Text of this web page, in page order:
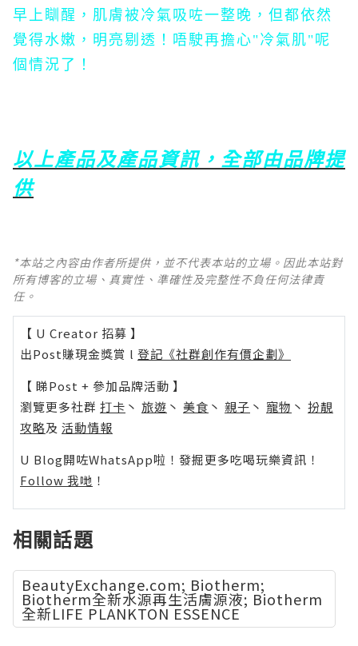
早上瞓醒，肌膚被冷氣吸咗一整晚，但都依然
覺得水嫩，明亮剔透！唔駛再擔心"冷氣肌"呢
個情況了！
以上產品及產品資訊，全部由品牌提
供
*本站之內容由作者所提供，並不代表本站的立場。因此本站對
所有博客的立場、真實性、準確性及完整性不負任何法律責
任。
【 U Creator 招募 】
出Post賺現金獎賞 l 登記《社群創作有價企劃》
【 睇Post + 參加品牌活動 】
瀏覽更多社群 打卡 丶 旅遊 丶 美食 丶 親子 丶 寵物 丶 扮靚
攻略及 活動情報
U Blog開咗WhatsApp啦！發掘更多吃喝玩樂資訊！
Follow 我哋 ！
相關話題
BeautyExchange.com; Biotherm;
Biotherm全新水源再生活膚源液; Biotherm
全新LIFE PLANKTON ESSENCE